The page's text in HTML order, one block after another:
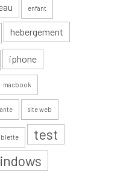
enfant
hebergement
iphone
macbook
site web
test